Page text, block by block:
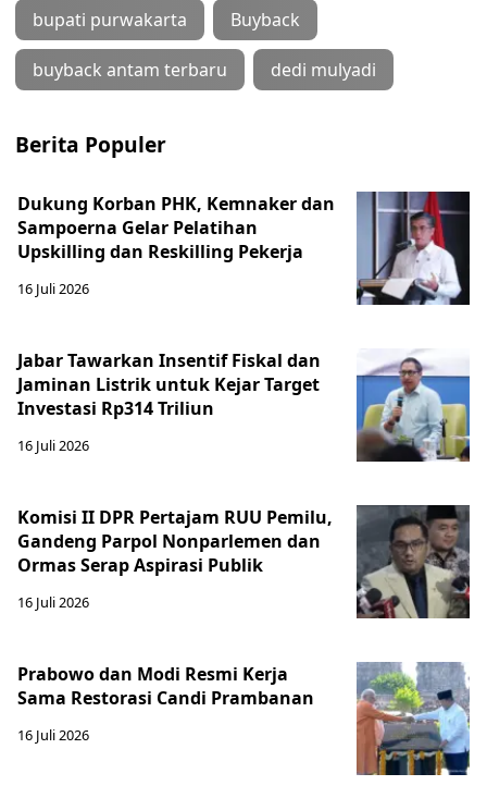
bupati purwakarta Buyback
buyback antam terbaru dedi mulyadi
Berita Populer
Dukung Korban PHK, Kemnaker dan
Sampoerna Gelar Pelatihan
Upskilling dan Reskilling Pekerja
16 Juli 2026
Jabar Tawarkan Insentif Fiskal dan
Jaminan Listrik untuk Kejar Target
Investasi Rp314 Triliun
16 Juli 2026
Komisi II DPR Pertajam RUU Pemilu,
Gandeng Parpol Nonparlemen dan
Ormas Serap Aspirasi Publik
16 Juli 2026
Prabowo dan Modi Resmi Kerja
Sama Restorasi Candi Prambanan
16 Juli 2026